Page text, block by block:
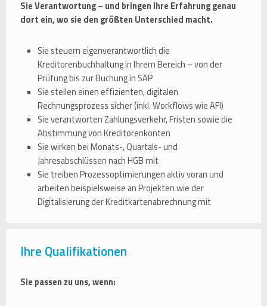
Sie Verantwortung – und bringen Ihre Erfahrung genau
dort ein, wo sie den größten Unterschied macht.
Sie steuern eigenverantwortlich die
Kreditorenbuchhaltung in Ihrem Bereich – von der
Prüfung bis zur Buchung in SAP
Sie stellen einen effizienten, digitalen
Rechnungsprozess sicher (inkl. Workflows wie AFI)
Sie verantworten Zahlungsverkehr, Fristen sowie die
Abstimmung von Kreditorenkonten
Sie wirken bei Monats-, Quartals- und
Jahresabschlüssen nach HGB mit
Sie treiben Prozessoptimierungen aktiv voran und
arbeiten beispielsweise an Projekten wie der
Digitalisierung der Kreditkartenabrechnung mit
Ihre Qualifikationen
Sie passen zu uns, wenn: